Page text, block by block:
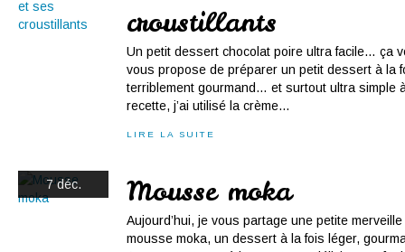
croustillants
Un petit dessert chocolat poire ultra facile… ça
vous propose de préparer un petit dessert à la
terriblement gourmand… et surtout ultra simple
recette, j’ai utilisé la crème...
LIRE LA SUITE
7 déc. Mousse moka
Aujourd’hui, je vous partage une petite
mousse moka, un dessert à la fois léger,